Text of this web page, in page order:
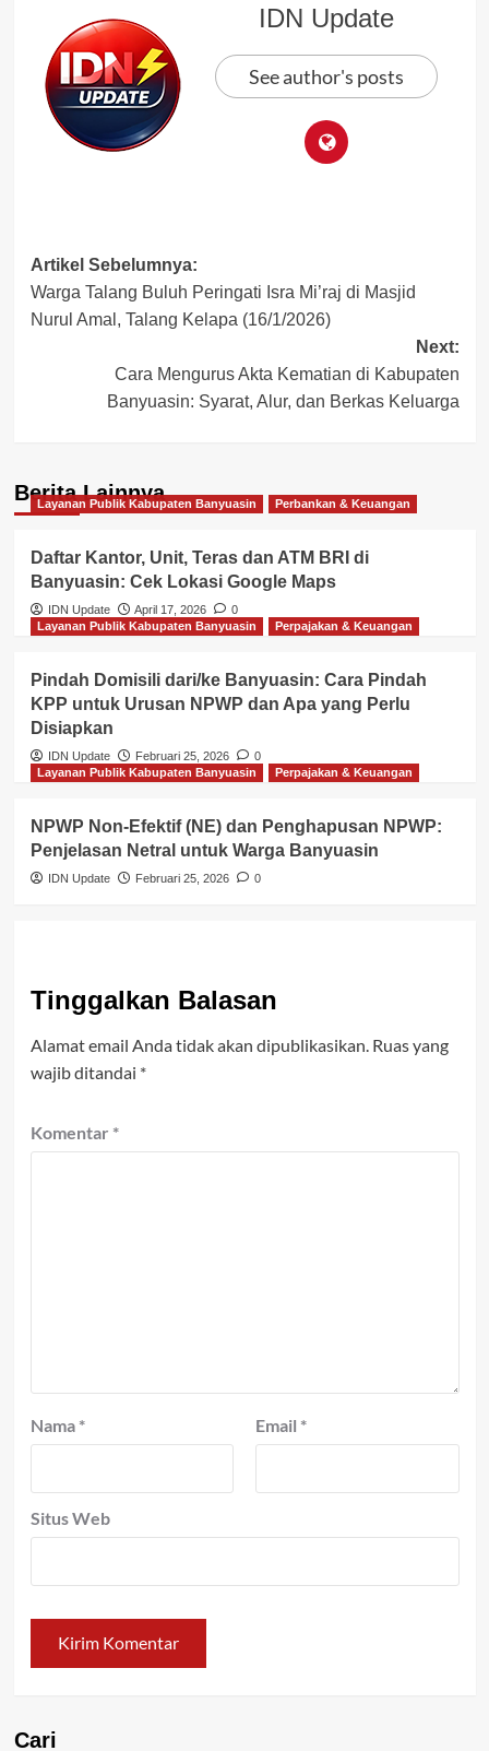
IDN Update
See author's posts
Post
navigation
Artikel Sebelumnya:
Warga Talang Buluh Peringati Isra Mi’raj di Masjid
Nurul Amal, Talang Kelapa (16/1/2026)
Next:
Cara Mengurus Akta Kematian di Kabupaten
Banyuasin: Syarat, Alur, dan Berkas Keluarga
Berita Lainnya
Layanan Publik Kabupaten Banyuasin Perbankan & Keuangan
Daftar Kantor, Unit, Teras dan ATM BRI di
Banyuasin: Cek Lokasi Google Maps
IDN Update April 17, 2026
0
Layanan Publik Kabupaten Banyuasin
Perpajakan & Keuangan
Pindah Domisili dari/ke Banyuasin: Cara Pindah
KPP untuk Urusan NPWP dan Apa yang Perlu
Disiapkan
IDN Update Februari 25, 2026
0
Layanan Publik Kabupaten Banyuasin
Perpajakan & Keuangan
NPWP Non-Efektif (NE) dan Penghapusan NPWP:
Penjelasan Netral untuk Warga Banyuasin
IDN Update Februari 25, 2026 0
Tinggalkan Balasan
Alamat email Anda tidak akan dipublikasikan. Ruas yang
wajib ditandai *
Komentar *
Nama * Email *
Situs Web
Cari